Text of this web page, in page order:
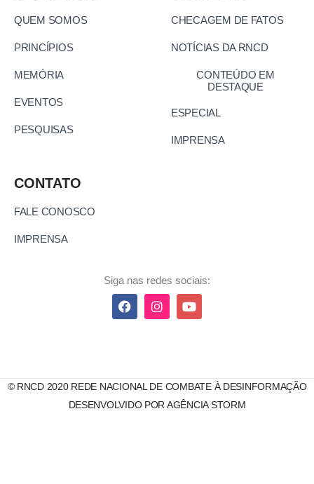
QUEM SOMOS
PRINCÍPIOS
MEMÓRIA
EVENTOS
PESQUISAS
CHECAGEM DE FATOS
NOTÍCIAS DA RNCD
CONTEÚDO EM
DESTAQUE
ESPECIAL
IMPRENSA
CONTATO
FALE CONOSCO
IMPRENSA
Siga nas redes sociais:
© RNCD 2020 REDE NACIONAL DE COMBATE À DESINFORMAÇÃO
DESENVOLVIDO POR AGÊNCIA STORM